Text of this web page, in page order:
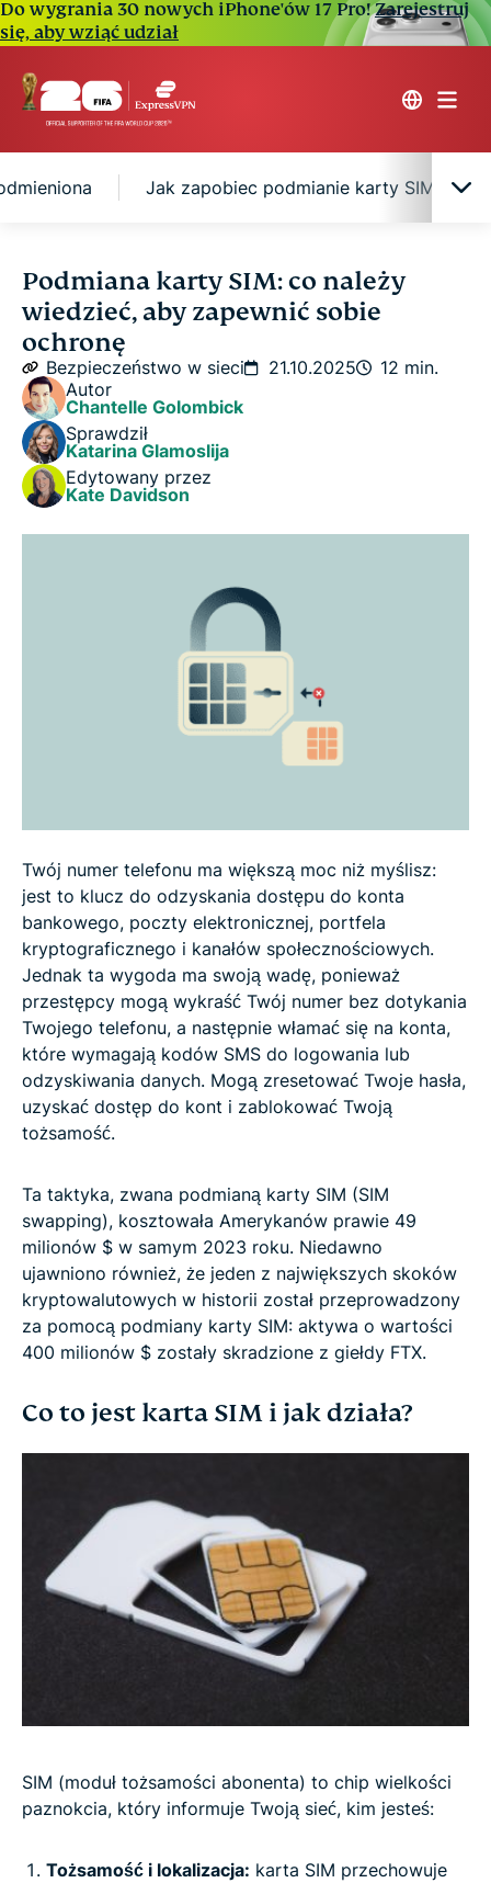
Do wygrania 30 nowych iPhone'ów 17 Pro!Zarejestruj
się, aby wziąć udział
Jak zapobiec podmianie karty SIM
Co to jest karta SIM i jak działa?
Czym jest podmiana kart SIM?
Na czym polega podmiana kart SIM?
Oznaki, że możesz być ofiarą podmiany kart SIM
Jak zapobiec podmianie karty SIM
Przykłady oszustw związanych z podmianą karty
SIM w świecie rzeczywistym (i o co tak naprawdę
Podsumowanie: Jak wyprzedzić oszustwa mobilne
Podmiana karty SIM: co należy
wiedzieć, aby zapewnić sobie
ochronę
Bezpieczeństwo w sieci 21.10.2025
12 min.
Autor
Chantelle Golombick
Sprawdził
Katarina Glamoslija
Edytowany przez
Kate Davidson
Twój numer telefonu ma większą moc niż myślisz:
jest to klucz do odzyskania dostępu do konta
bankowego, poczty elektronicznej, portfela
kryptograficznego i kanałów społecznościowych.
Jednak ta wygoda ma swoją wadę, ponieważ
przestępcy mogą wykraść Twój numer bez dotykania
Twojego telefonu, a następnie włamać się na konta,
które wymagają kodów SMS do logowania lub
odzyskiwania danych. Mogą zresetować Twoje hasła,
uzyskać dostęp do kont i zablokować Twoją
tożsamość.
Ta taktyka, zwana podmianą karty SIM (SIM
swapping), kosztowała Amerykanów prawie 49
milionów $ w samym 2023 roku. Niedawno
ujawniono również, że jeden z największych skoków
kryptowalutowych w historii został przeprowadzony
za pomocą podmiany karty SIM: aktywa o wartości
400 milionów $ zostały skradzione z giełdy FTX.
Co to jest karta SIM i jak działa?
SIM (moduł tożsamości abonenta) to chip wielkości
paznokcia, który informuje Twoją sieć, kim jesteś:
Tożsamość i lokalizacja: karta SIM przechowuje